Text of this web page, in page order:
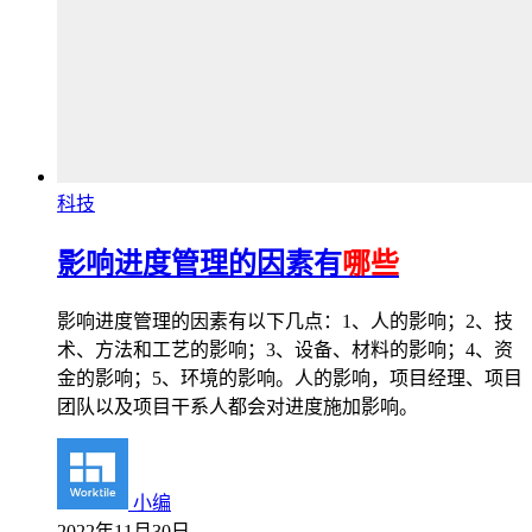
科技
影响进度管理的因素有哪些
影响进度管理的因素有以下几点：1、人的影响；2、技
术、方法和工艺的影响；3、设备、材料的影响；4、资
金的影响；5、环境的影响。人的影响，项目经理、项目
团队以及项目干系人都会对进度施加影响。
小编